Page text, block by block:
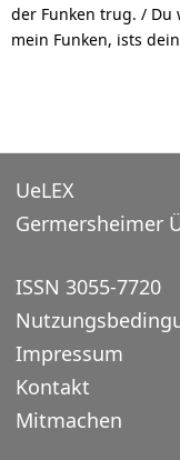
der Funken trug. / Du
mein Funken, ists
UeLEX
Germersheimer
ISSN 3055-7720
Impressum
Kontakt
Mitmachen